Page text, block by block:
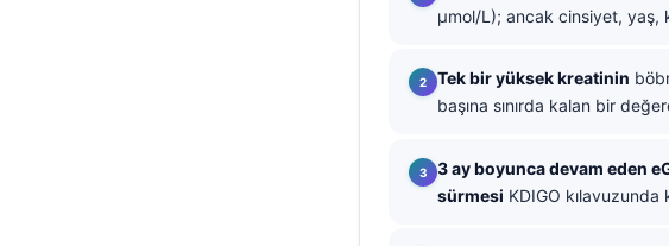
µmol/L); ancak cinsiyet, yaş,
Tek bir yüksek kreatinin
başına sınırda kalan bir
3 ay boyunca devam eden
sürmesi KDIGO kılavuzunda